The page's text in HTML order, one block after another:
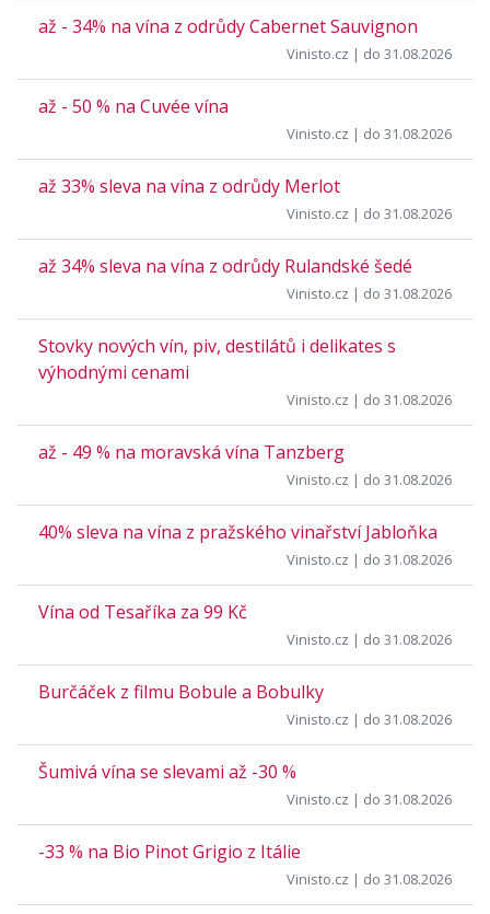
až - 34% na vína z odrůdy Cabernet Sauvignon
Vinisto.cz | do 31.08.2026
až - 50 % na Cuvée vína
Vinisto.cz | do 31.08.2026
až 33% sleva na vína z odrůdy Merlot
Vinisto.cz | do 31.08.2026
až 34% sleva na vína z odrůdy Rulandské šedé
Vinisto.cz | do 31.08.2026
Stovky nových vín, piv, destilátů i delikates s
výhodnými cenami
Vinisto.cz | do 31.08.2026
až - 49 % na moravská vína Tanzberg
Vinisto.cz | do 31.08.2026
40% sleva na vína z pražského vinařství Jabloňka
Vinisto.cz | do 31.08.2026
Vína od Tesaříka za 99 Kč
Vinisto.cz | do 31.08.2026
Burčáček z filmu Bobule a Bobulky
Vinisto.cz | do 31.08.2026
Šumivá vína se slevami až -30 %
Vinisto.cz | do 31.08.2026
-33 % na Bio Pinot Grigio z Itálie
Vinisto.cz | do 31.08.2026